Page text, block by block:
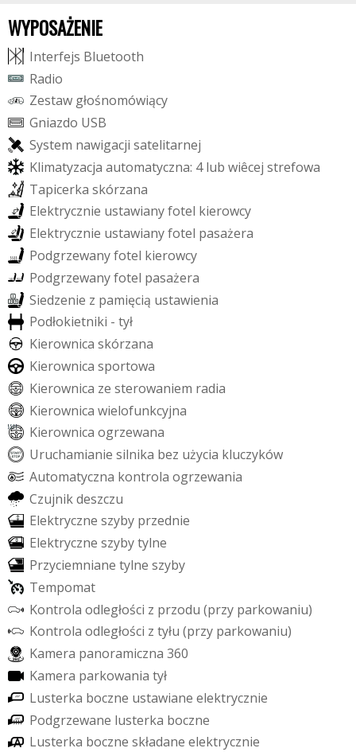
WYPOSAŻENIE
Interfejs Bluetooth
Radio
Zestaw głośnomówiący
Gniazdo USB
System nawigacji satelitarnej
Klimatyzacja automatyczna: 4 lub wiêcej strefowa
Tapicerka skórzana
Elektrycznie ustawianyfotel kierowcy
Elektrycznie ustawianyfotel pasażera
Podgrzewanyfotel kierowcy
Podgrzewanyfotel pasażera
Siedzenie z pamięcią ustawienia
Podłokietniki - tył
Kierownica skórzana
Kierownica sportowa
Kierownica ze sterowaniem radia
Kierownica wielofunkcyjna
Kierownica ogrzewana
Uruchamianie silnika bez użycia kluczyków
Automatyczna kontrola ogrzewania
Czujnikdeszczu
Elektryczne szyby przednie
Elektryczne szybytylne
Przyciemniane tylne szyby
Tempomat
Kontrola odległości z przodu (przy parkowaniu)
Kontrola odległości z tyłu (przy parkowaniu)
Kamera panoramiczna 360
Kamera parkowania tył
Lusterka boczne ustawiane elektrycznie
Podgrzewane lusterka boczne
Lusterka boczne składane elektrycznie